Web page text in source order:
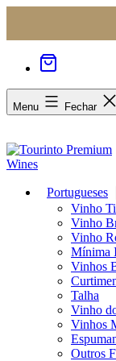
Menu Fechar
Portugueses
Vinho
Vinho
Vinho
Mínima
Vinhos
Talha
Vinho
Vinhos
Outros